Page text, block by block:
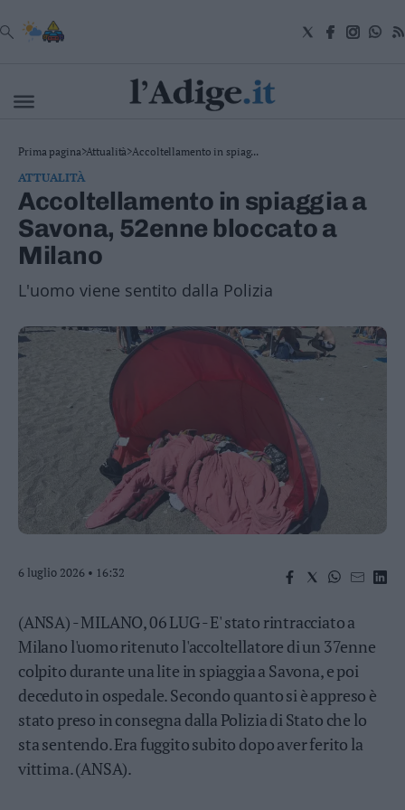
VAI
Cronaca
Attualità
Economia
Cultura
e
Spettacoli
Salute
e
Benessere
Tecnologia
Sport
Pergine
–
Basso
Sarca
Ledro
Lavis
–
Rotaliana
Valle
Prima pagina>Attualità>Accoltellamento in spiag...
ATTUALITÀ
Accoltellamento in spiaggia a
Savona, 52enne bloccato a
Milano
L'uomo viene sentito dalla Polizia
6 luglio 2026 • 16:32
(ANSA) - MILANO, 06 LUG - E' stato rintracciato a
Milano l'uomo ritenuto l'accoltellatore di un 37enne
colpito durante una lite in spiaggia a Savona, e poi
deceduto in ospedale. Secondo quanto si è appreso è
stato preso in consegna dalla Polizia di Stato che lo
sta sentendo. Era fuggito subito dopo aver ferito la
vittima. (ANSA).